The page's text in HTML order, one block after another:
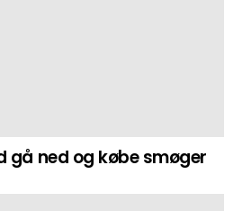
gå ned og købe smøger